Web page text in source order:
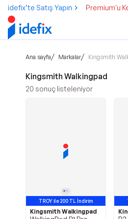
idefix’te Satış Yapın Premium'u
Ana sayfa/ Markalar/ Kingsmith
Kingsmith Walkingpad
20 sonuç listeleniyor
TROY ile 200 TL İndirim
Avantajlı Ürün
Kingsmith Walkingpad